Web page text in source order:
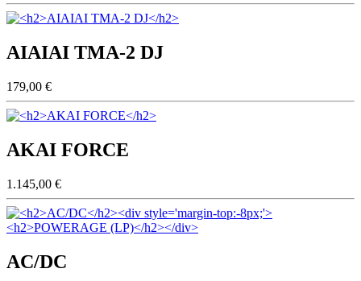
AIAIAI TMA-2 DJ
179,00 €
AKAI FORCE
1.145,00 €
AC/DC